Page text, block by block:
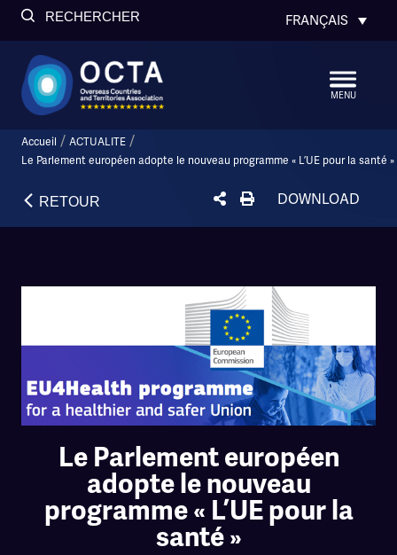
RECHERCHER FRANÇAIS
MENU
Accueil / ACTUALITE /
Le Parlement européen adopte le nouveau programme « L’UE pour la santé »
RETOUR DOWNLOAD
Le Parlement européen
adopte le nouveau
programme « L’UE pour la
santé »